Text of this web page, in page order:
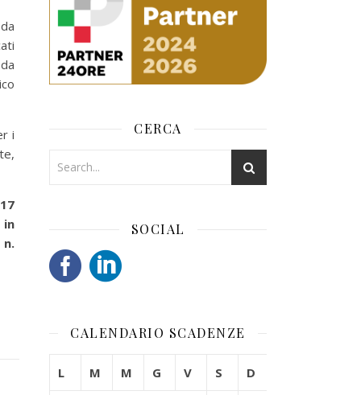
i
in
CERCA
SOCIAL
CALENDARIO SCADENZE
L M M G V S D